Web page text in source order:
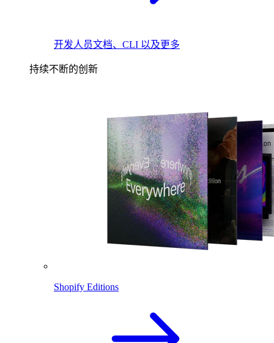
开发人员文档、CLI 以及更多
持续不断的创新
Shopify Editions